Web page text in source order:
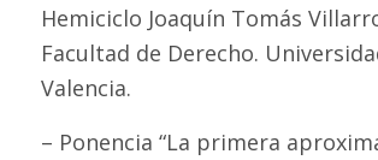
Hemiciclo Joaquín Tomás
Facultad de Derecho.
Valencia.
– Ponencia “La primera